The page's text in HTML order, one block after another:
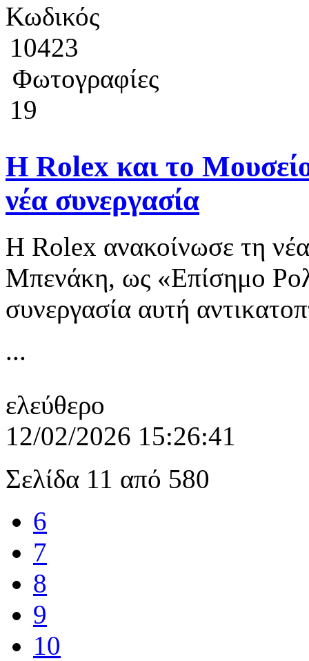
Κωδικός
10423
Φωτογραφίες
19
Η Rolex και το
νέα συνεργασία
Η Rolex ανακοίνωσε τη
Μπενάκη, ως «Επίσημο
συνεργασία αυτή
...
ελεύθερο
12/02/2026 15:26:41
Σελίδα 11 από 580
6
7
8
9
10